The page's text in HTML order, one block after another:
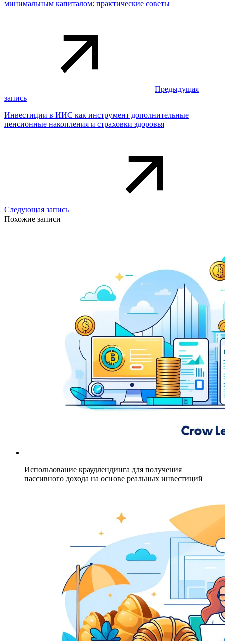
минимальным капиталом: практические советы
Предыдущая
запись
Инвестиции в ИИС как инструмент дополнительные
пенсионные накопления и страховки здоровья
Следующая запись
Похожие записи
Использование краудлендинга для получения
пассивного дохода на основе реальных инвестиций